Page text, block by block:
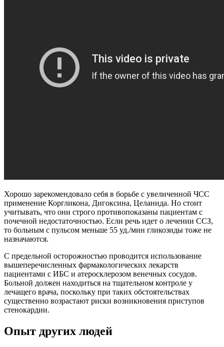
Хорошо зарекомендовало себя в борьбе с увеличенной ЧСС
применение Коргликона, Дигоксина, Целанида. Но стоит
учитывать, что они строго противопоказаны пациентам с
почечной недостаточностью. Если речь идет о лечении ССЗ,
то больным с пульсом меньше 55 уд./мин гликозиды тоже не
назначаются.
С предельной осторожностью проводится использование
вышеперечисленных фармакологических лекарств
пациентами с ИБС и атеросклерозом венечных сосудов.
Больной должен находиться на тщательном контроле у
лечащего врача, поскольку при таких обстоятельствах
существенно возрастают риски возникновения приступов
стенокардии.
Опыт других людей